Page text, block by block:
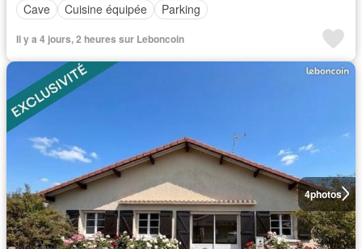
Cave
Cuisine équipée Parking
Il y a 4 jours, 2 heures sur Leboncoin
4photos